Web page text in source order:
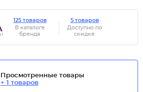
125 товаров
В каталоге
бренда
5 товаров
Доступно по
скидке
Просмотренные товары
+ 1 товаров